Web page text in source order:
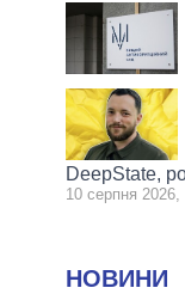
DeepState,
10 серпня 2026,
НОВИНИ